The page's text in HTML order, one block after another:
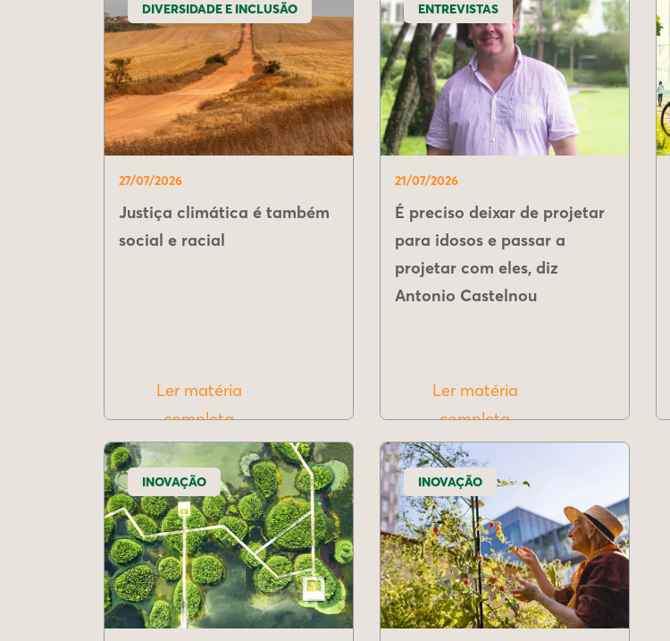
DIVERSIDADE E INCLUSÃO
27/07/2026
Justiça climática é também
social e racial
Ler matéria
completa
ENTREVISTAS
21/07/2026
É preciso deixar de projetar
para idosos e passar a
projetar com eles, diz
Antonio Castelnou
Ler matéria
completa
INOVAÇÃO INOVAÇÃO